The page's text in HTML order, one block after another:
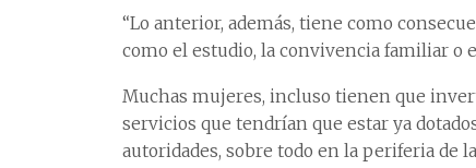
“Lo anterior, además, tiene como
como el estudio, la convivencia familiar o
Muchas mujeres, incluso tienen que
servicios que tendrían que estar ya
autoridades, sobre todo en la periferia de